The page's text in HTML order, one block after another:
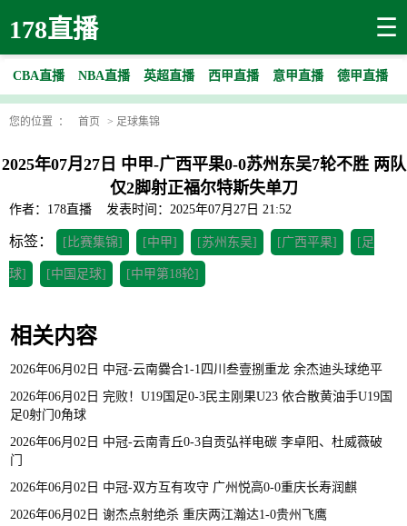
178直播 ☰
CBA直播 NBA直播 英超直播 西甲直播 意甲直播 德甲直播
您的位置 ： 首页 > 足球集锦
2025年07月27日 中甲-广西平果0-0苏州东吴7轮不胜 两队
仅2脚射正福尔特斯失单刀
作者：178直播 发表时间：2025年07月27日 21:52
标签： [比赛集锦] [中甲] [苏州东吴] [广西平果] [足
球] [中国足球] [中甲第18轮]
相关内容
2026年06月02日 中冠-云南爨合1-1四川叁壹捌重龙 余杰迪头球绝平
2026年06月02日 完败！U19国足0-3民主刚果U23 依合散黄油手U19国
足0射门0角球
2026年06月02日 中冠-云南青丘0-3自贡弘祥电碳 李卓阳、杜威薇破
门
2026年06月02日 中冠-双方互有攻守 广州悦高0-0重庆长寿润麒
2026年06月02日 谢杰点射绝杀 重庆两江瀚达1-0贵州飞鹰